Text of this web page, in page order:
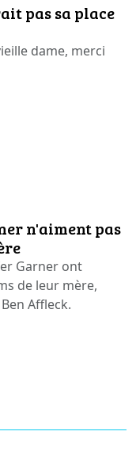
pas sa place
dame, merci
n'aiment pas
Garner ont
de leur mère,
Affleck.